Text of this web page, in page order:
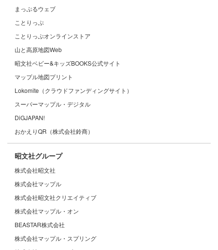
まっぷるウェブ
ことりっぷ
ことりっぷオンラインストア
山と高原地図Web
昭文社ベビー&キッズBOOKS公式サイト
マップル地図プリント
Lokomite（クラウドファンディングサイト）
スーパーマップル・デジタル
DiGJAPAN!
おかえりQR（株式会社鈴商）
昭文社グループ
株式会社昭文社
株式会社マップル
株式会社昭文社クリエイティブ
株式会社マップル・オン
BEASTAR株式会社
株式会社マップル・スプリング